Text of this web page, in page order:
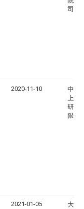
司
2020-11-10
中国
上海
研究
限公
2021-01-05
大江